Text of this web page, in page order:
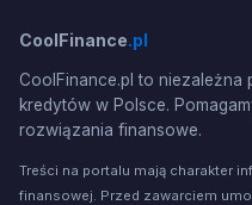
CoolFinance.pl
CoolFinance.pl to
kredytów w Polsce.
rozwiązania finansowe.
Treści na portalu mają charakter
finansowej. Przed zawarciem